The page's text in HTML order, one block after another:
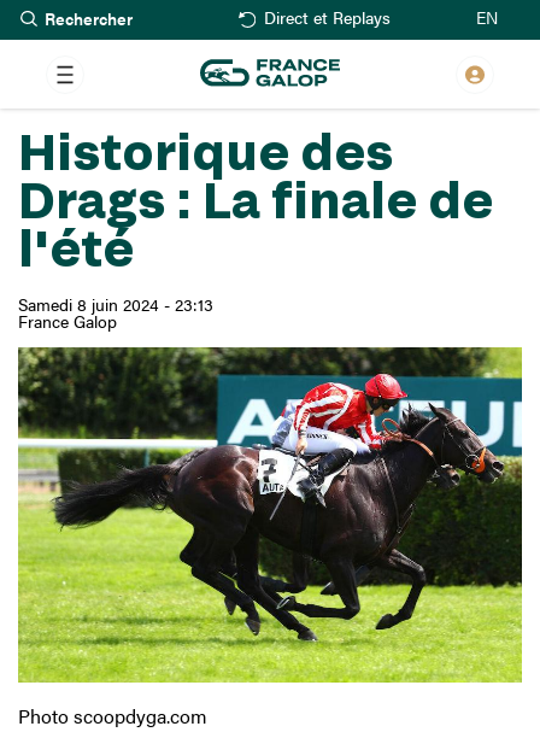
Aller
au
contenu
principal
Rechercher Direct et Replays EN
Historique des
Drags : La finale de
l'été
Samedi 8 juin 2024 - 23:13
France Galop
Photo scoopdyga.com